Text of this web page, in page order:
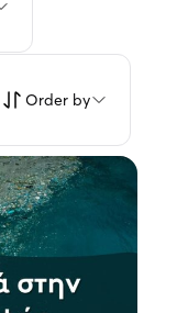
Order by